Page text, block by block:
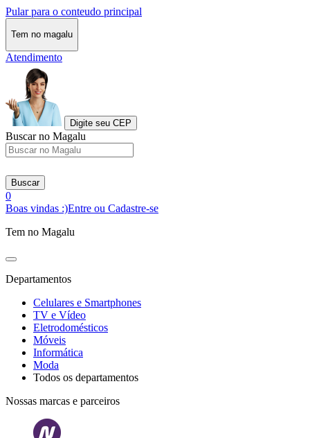
Pular para o conteudo principal
Tem no magalu
Atendimento
Digite seu CEP
Buscar no Magalu
Buscar
0
Boas vindas :)Entre ou Cadastre-se
Tem no Magalu
Departamentos
Celulares e Smartphones
TV e Vídeo
Eletrodomésticos
Móveis
Informática
Moda
Todos os departamentos
Nossas marcas e parceiros